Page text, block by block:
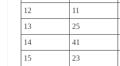
12
11
13
25
14
41
15
23